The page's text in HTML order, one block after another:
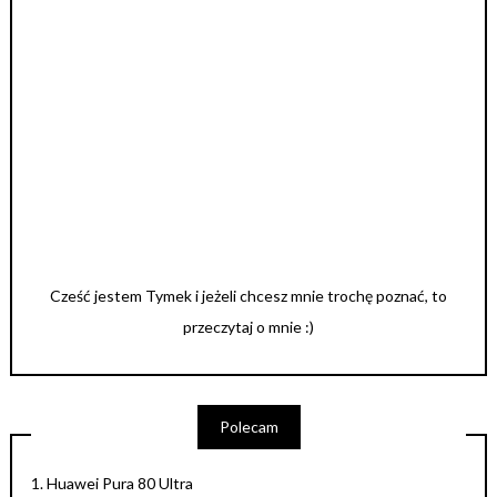
Cześć jestem Tymek i jeżeli chcesz mnie trochę poznać, to
przeczytaj o mnie :)
Polecam
1.Huawei Pura 80 Ultra